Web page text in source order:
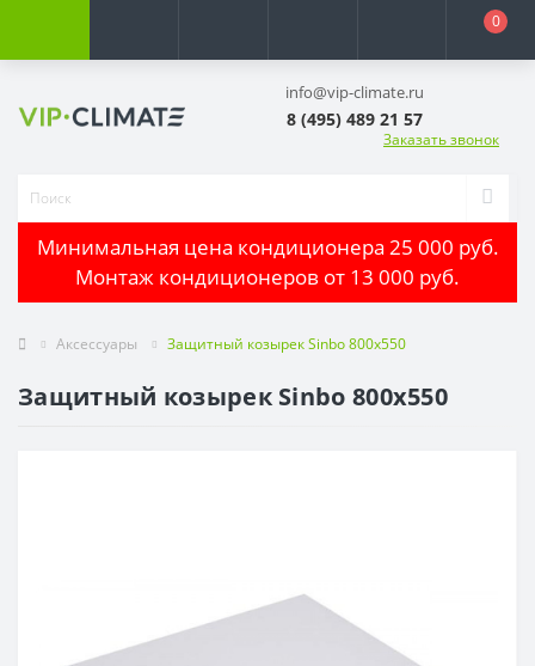
0
info@vip-climate.ru
8 (495) 489 21 57
Заказать звонок
Минимальная цена кондиционера 25 000 руб.
Монтаж кондиционеров от 13 000 руб.
Аксессуары Защитный козырек Sinbo 800х550
Защитный козырек Sinbo 800х550